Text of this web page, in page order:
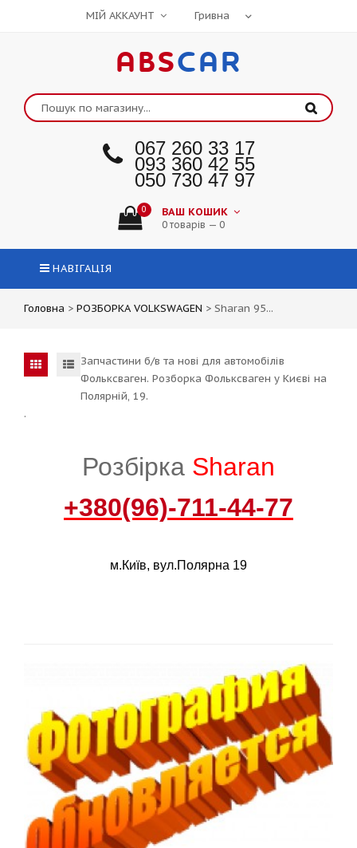
МІЙ АККАУНТ
ABSCAR
067 260 33 17
093 360 42 55
050 730 47 97
0 ВАШ КОШИК
0 товарів — 0
НАВІГАЦІЯ
Головна > РОЗБОРКА VOLKSWAGEN > Sharan 95...
Запчастини б/в та нові для автомобілів
Фольксваген. Розборка Фольксваген у Києві на
Полярній, 19.
.
Розбірка Sharan
+380(96)-711-44-77
м.Київ, вул.Полярна 19